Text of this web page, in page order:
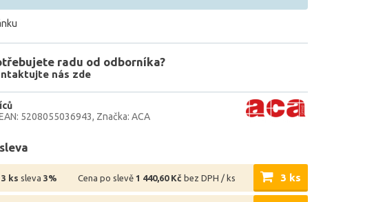
radu od odborníka?
nás zde
5208055036943 Značka: ACA
3 ks sleva 3% Cena po slevě 1 440,60 Kč bez DPH / ks 3 ks